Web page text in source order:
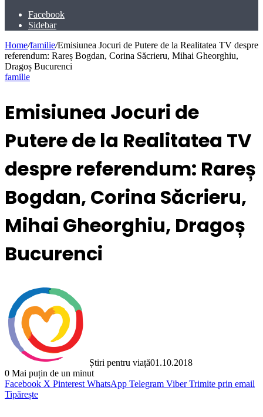
Facebook
Sidebar
Home/familie/Emisiunea Jocuri de Putere de la Realitatea TV despre
referendum: Rareș Bogdan, Corina Săcrieru, Mihai Gheorghiu,
Dragoș Bucurenci
familie
Emisiunea Jocuri de
Putere de la Realitatea TV
despre referendum: Rareș
Bogdan, Corina Săcrieru,
Mihai Gheorghiu, Dragoș
Bucurenci
Știri pentru viață01.10.2018
0 Mai puțin de un minut
Facebook X Pinterest WhatsApp Telegram Viber Trimite prin email
Tipărește